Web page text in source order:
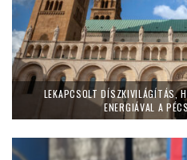
LEKAPCSOLT DÍSZKIVILÁGÍTÁS,
ENERGIÁVAL A